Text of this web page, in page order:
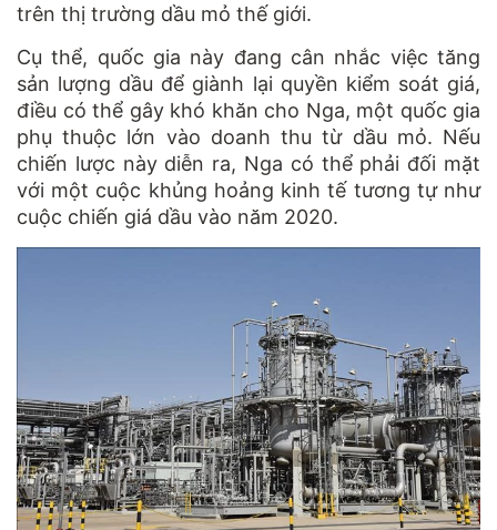
trên thị trường dầu mỏ thế giới.
Cụ thể, quốc gia này đang cân nhắc việc tăng
sản lượng dầu để giành lại quyền kiểm soát giá,
điều có thể gây khó khăn cho Nga, một quốc gia
phụ thuộc lớn vào doanh thu từ dầu mỏ. Nếu
chiến lược này diễn ra, Nga có thể phải đối mặt
với một cuộc khủng hoảng kinh tế tương tự như
cuộc chiến giá dầu vào năm 2020.